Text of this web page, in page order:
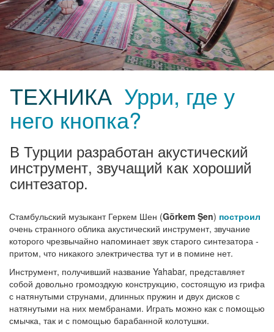
ТЕХНИКА Урри, где у
него кнопка?
В Турции разработан акустический
инструмент, звучащий как хороший
синтезатор.
Стамбульский музыкант Геркем Шен (Görkem Şen) построил
очень странного облика акустический инструмент, звучание
которого чрезвычайно напоминает звук старого синтезатора -
притом, что никакого электричества тут и в помине нет.
Инструмент, получивший название Yahabar, представляет
собой довольно громоздкую конструкцию, состоящую из грифа
с натянутыми струнами, длинных пружин и двух дисков с
натянутыми на них мембранами. Играть можно как с помощью
смычка, так и с помощью барабанной колотушки.